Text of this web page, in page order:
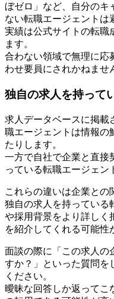
ぼゼロ」など、自分のキ
ない転職エージェントは
実績は公式サイトの転職
ます。
合わない領域で無理に応
わせ要員にされかねませ
独自の求人を持って
求人データベースに掲載
職エージェントは情報の
たりします。
一方で自社で企業と直接
っている転職エージェン
これらの違いは企業との
独自の求人を持っている
や採用背景をより詳しく
を紹介してくれる可能性
面談の際に「この求人の
すか？」といった質問を
ください。
曖昧な回答しか返ってこ